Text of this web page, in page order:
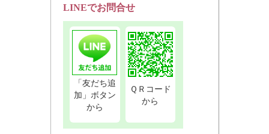
LINEでお問合せ
「友だち追
加」ボタン
から
ＱＲコード
から